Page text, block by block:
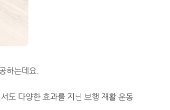
하는데요.
도 다양한 효과를 지닌 보행 재활 운동